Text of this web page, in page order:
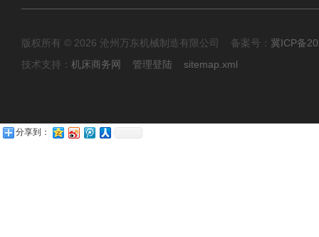
版权所有 © 2026 沧州万东机械制造有限公司 备案号： 冀ICP备
技术支持： 机床商务网 管理登陆 sitemap.xml
分享到：